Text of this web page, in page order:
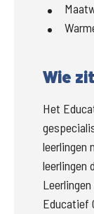
Wie
Het
leerlingen
leerlingen
Educatief